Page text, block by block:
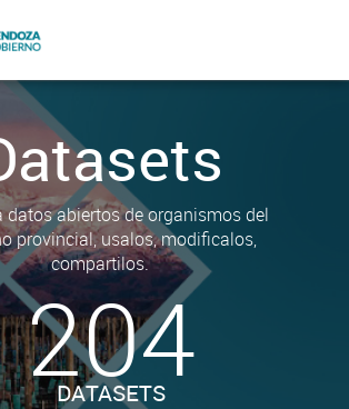
datos abiertos de organismos del
provincial, usalos, modificalos,
compartilos.
204
DATASETS